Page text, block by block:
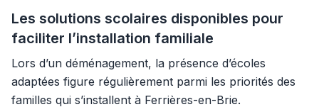
Les solutions scolaires disponibles pour
faciliter l’installation familiale
Lors d’un déménagement, la présence d’écoles
adaptées figure régulièrement parmi les priorités des
familles qui s’installent à Ferrières-en-Brie.